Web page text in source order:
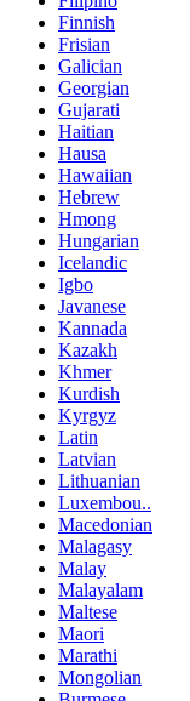
Finnish
Frisian
Galician
Georgian
Gujarati
Haitian
Hausa
Hawaiian
Hebrew
Hmong
Hungarian
Icelandic
Igbo
Javanese
Kannada
Kazakh
Khmer
Kurdish
Kyrgyz
Latin
Latvian
Lithuanian
Luxembou..
Macedonian
Malagasy
Malay
Malayalam
Maltese
Maori
Marathi
Mongolian